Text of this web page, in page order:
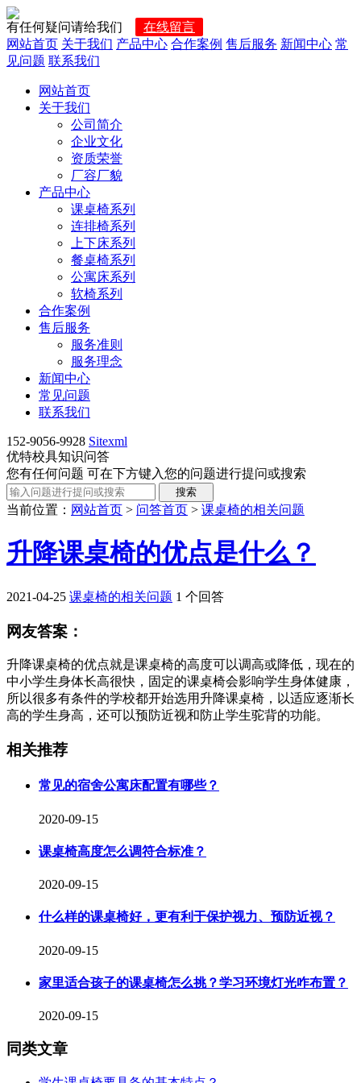
有任何疑问请给我们
在线留言
网站首页 关于我们 产品中心 合作案例 售后服务 新闻中心 常
见问题 联系我们
网站首页
关于我们
公司简介
企业文化
资质荣誉
厂容厂貌
产品中心
课桌椅系列
连排椅系列
上下床系列
餐桌椅系列
公寓床系列
软椅系列
合作案例
售后服务
服务准则
服务理念
新闻中心
常见问题
联系我们
152-9056-9928 Sitexml
优特校具知识问答
您有任何问题 可在下方键入您的问题进行提问或搜索
当前位置： 网站首页 > 问答首页 > 课桌椅的相关问题
升降课桌椅的优点是什么？
2021-04-25 课桌椅的相关问题 1 个回答
网友答案：
升降课桌椅的优点就是课桌椅的高度可以调高或降低，现在的
中小学生身体长高很快，固定的课桌椅会影响学生身体健康，
所以很多有条件的学校都开始选用升降课桌椅，以适应逐渐长
高的学生身高，还可以预防近视和防止学生驼背的功能。
相关推荐
常见的宿舍公寓床配置有哪些？
2020-09-15
课桌椅高度怎么调符合标准？
2020-09-15
什么样的课桌椅好，更有利于保护视力、预防近视？
2020-09-15
家里适合孩子的课桌椅怎么挑？学习环境灯光咋布置？
2020-09-15
同类文章